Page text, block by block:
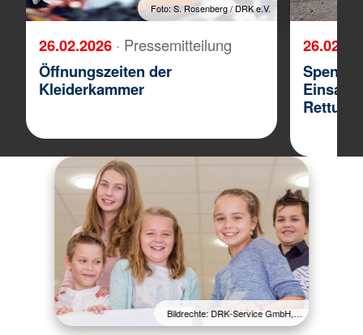
Foto: S. Rosenberg / DRK e.V.
26.02.2026 · Pressemitteilung
Öffnungszeiten der
Kleiderkammer
Bildrechte: DRK-Service GmbH,…